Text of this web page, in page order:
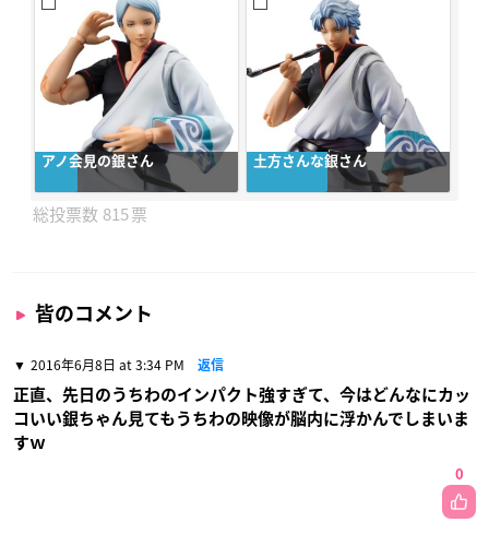
アノ会見の銀さん 土方さんな銀さん
815
皆のコメント
2016年6月8日 at 3:34 PM 返信
正直、先日のうちわのインパクト強すぎて、今はどんなにカッ
コいい銀ちゃん見てもうちわの映像が脳内に浮かんでしまいま
すｗ
0